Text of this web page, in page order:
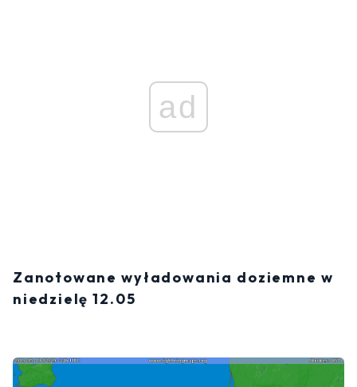
ad
Zanotowane wyładowania doziemne w
niedzielę 12.05